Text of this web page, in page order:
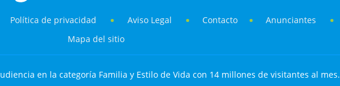
Política de privacidad Aviso Legal Contacto
Anunciantes
Mapa del sitio
en la categoría Familia y Estilo de Vida con 14 millones de visitantes al mes.